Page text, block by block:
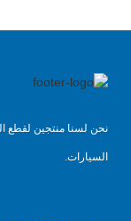
نحن لسنا منتجين لقطع
السيارات.